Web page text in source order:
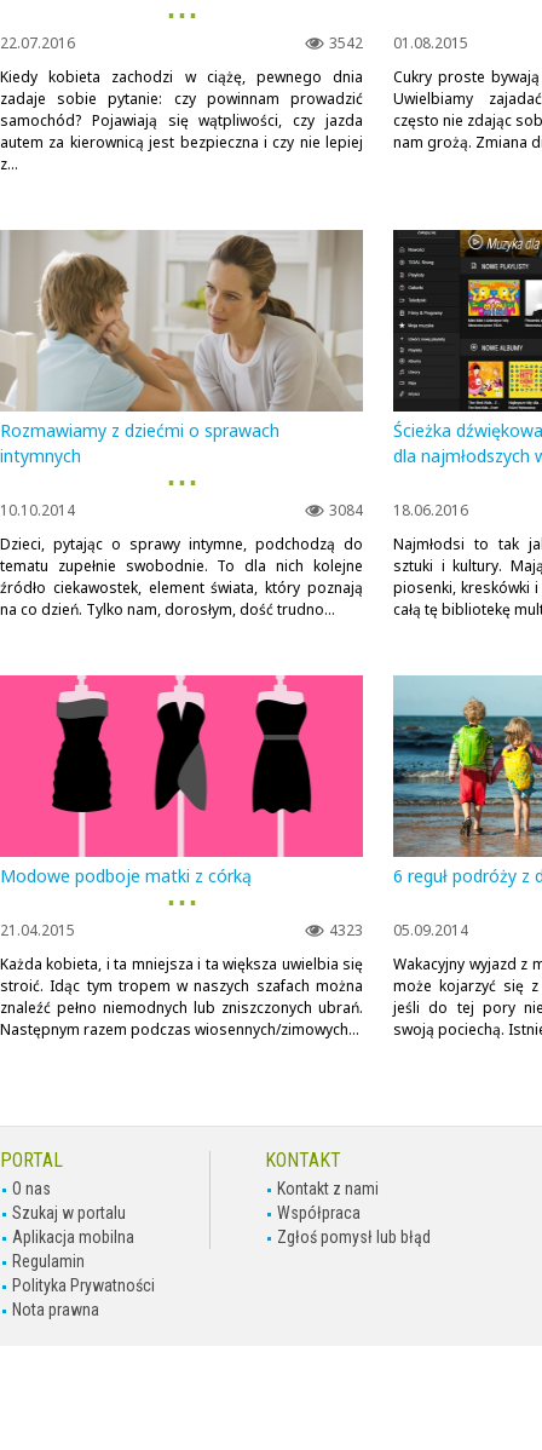
▪ ▪ ▪
3542
22.07.2016
Kiedy kobieta zachodzi w ciążę, pewnego dnia
zadaje sobie pytanie: czy powinnam prowadzić
samochód? Pojawiają się wątpliwości, czy jazda
autem za kierownicą jest bezpieczna i czy nie lepiej
z...
01.08.2015
Cukry proste
Uwielbiamy
często nie zdając
nam grożą. Zmiana
Rozmawiamy z dziećmi o sprawach
intymnych
▪ ▪ ▪
3084
10.10.2014
Dzieci, pytając o sprawy intymne, podchodzą do
tematu zupełnie swobodnie. To dla nich kolejne
źródło ciekawostek, element świata, który poznają
na co dzień. Tylko nam, dorosłym, dość trudno...
Ścieżka
dla najmłodszych
18.06.2016
Najmłodsi to tak
sztuki i kultury.
piosenki, kreskówki
całą tę bibliotekę
Modowe podboje matki z córką
▪ ▪ ▪
4323
21.04.2015
Każda kobieta, i ta mniejsza i ta większa uwielbia się
stroić. Idąc tym tropem w naszych szafach można
znaleźć pełno niemodnych lub zniszczonych ubrań.
Następnym razem podczas wiosennych/zimowych...
6 reguł podróży z
05.09.2014
Wakacyjny wyjazd z
może kojarzyć się z
jeśli do tej pory
swoją pociechą.
PORTAL
O nas
Szukaj w portalu
Aplikacja mobilna
Regulamin
Polityka Prywatności
Nota prawna
KONTAKT
Kontakt z nami
Współpraca
Zgłoś pomysł lub błąd